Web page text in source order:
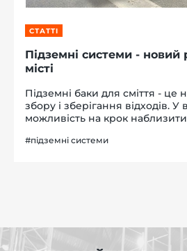
СТАТТІ
Підземні системи - новий
місті
Підземні баки для сміття - це
збору і зберігання відходів. У
можливість на крок
використовує підземний вид
#підземні системи
поверх